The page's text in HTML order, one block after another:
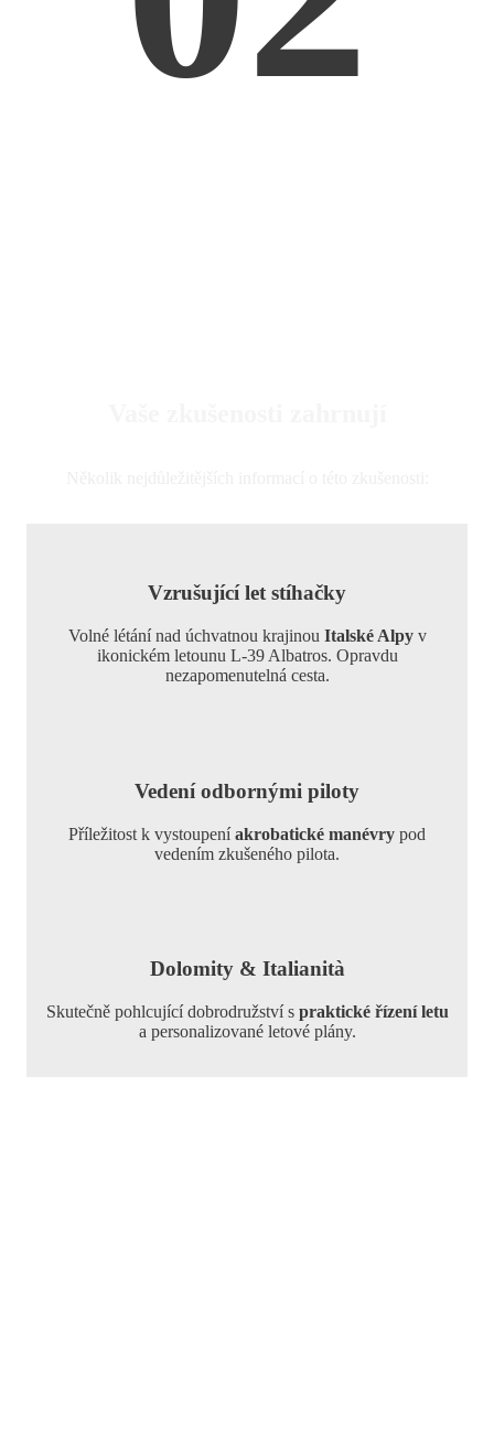
Vzrušující let stíhačky
Volné létání nad úchvatnou krajinou Italské Alpyv
ikonickém letounu L-39 Albatros. Opravdu
nezapomenutelná cesta.
Vedení odbornými piloty
Příležitost k vystoupeníakrobatické manévry pod
vedením zkušeného pilota.
Dolomity & Italianità
Skutečně pohlcující dobrodružství s praktické řízení letu
a personalizované letové plány.